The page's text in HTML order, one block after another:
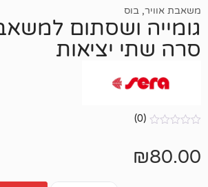
למשאבת אוויר
יציאות